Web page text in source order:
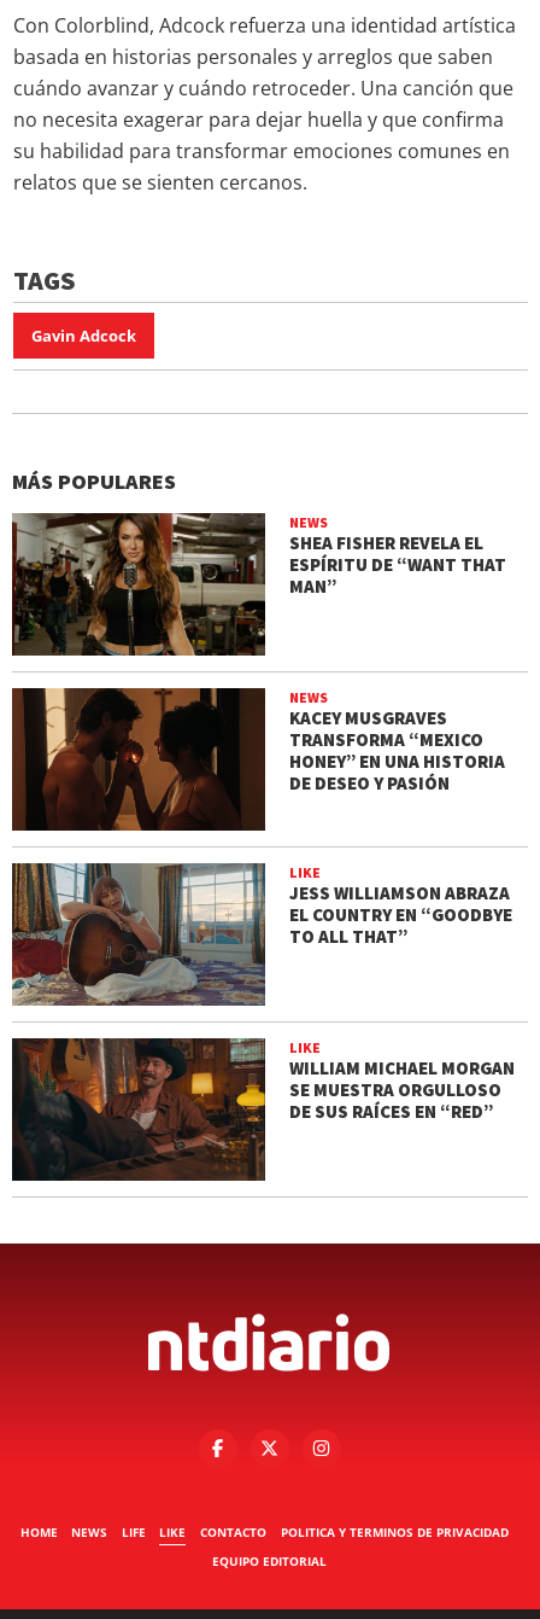
Con Colorblind, Adcock refuerza una identidad artística
basada en historias personales y arreglos que saben
cuándo avanzar y cuándo retroceder. Una canción que
no necesita exagerar para dejar huella y que confirma
su habilidad para transformar emociones comunes en
relatos que se sienten cercanos.
TAGS
Gavin Adcock
MÁS POPULARES
NEWS
SHEA FISHER REVELA EL
ESPÍRITU DE “WANT THAT
MAN”
NEWS
KACEY MUSGRAVES
TRANSFORMA “MEXICO
HONEY” EN UNA HISTORIA
DE DESEO Y PASIÓN
LIKE
JESS WILLIAMSON ABRAZA
EL COUNTRY EN “GOODBYE
TO ALL THAT”
LIKE
WILLIAM MICHAEL MORGAN
SE MUESTRA ORGULLOSO
DE SUS RAÍCES EN “RED”
HOME NEWS LIFE LIKE CONTACTO
POLITICA Y TERMINOS DE PRIVACIDAD
EQUIPO EDITORIAL